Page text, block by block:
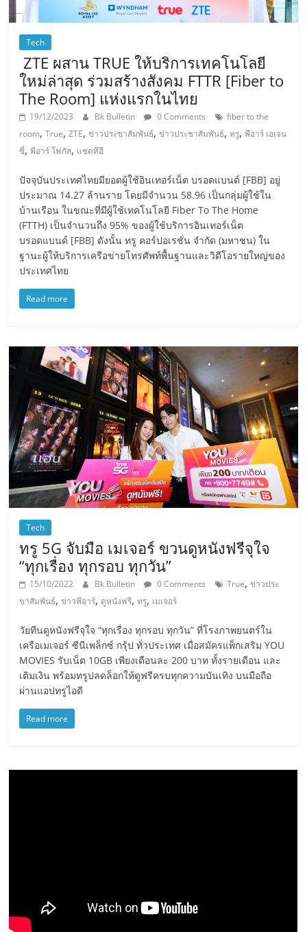
Tech
ZTE ผสาน TRUE ให้บริการเทคโนโลยี
ใหม่ล่าสุด ร่วมสร้างสังคม FTTR [Fiber to
The Room] แห่งแรกในไทย
19/12/2023 Bk Bulletin 0 Comments
fiber to the
room,True,ZTE,ข่าวประขาสัมพันธ์,ข่าวประชาสัมพันธ์,ทรู,พีอาร์ เอเจน
ซี่,พีอาร์ โฟกัส, แซดทีอี
ปัจจุบันประเทศไทยมียอดผู้ใช้อินเทอร์เน็ต บรอดแบนด์ [FBB] อยู่
ประมาณ 14.27 ล้านราย โดยมีจำนวน 58.96 เป็นกลุ่มผู้ใช้ใน
บ้านเรือน ในขณะที่มีผู้ใช้เทคโนโลยี Fiber To The Home
(FTTH) เป็นจำนวนถึง 95% ของผู้ใช้บริการอินเทอร์เน็ต
บรอดแบนด์ [FBB] ดังนั้น ทรู คอร์ปอเรชั่น จำกัด (มหาชน) ใน
ฐานะผู้ให้บริการเครือข่ายโทรศัพท์พื้นฐานและวิดีโอรายใหญ่ของ
ประเทศไทย
Read more
Tech
ทรู 5G จับมือ เมเจอร์ ขวนดูหนังฟรีจุใจ
“ทุกเรื่อง ทุกรอบ ทุกวัน”
15/10/2022 Bk Bulletin 0 Comments True,ข่าวประ
ขาสัมพันธ์,ข่าวพีอาร์, ดูหนังฟรี,ทรู, เมเจอร์
วัยทีนดูหนังฟรีจุใจ “ทุกเรื่อง ทุกรอบ ทุกวัน” ที่โรงภาพยนตร์ใน
เครือเมเจอร์ ซีนีเพล็กซ์ กรุ้ป ทั่วประเทศ เมื่อสมัครแพ็กเสริม YOU
MOVIES รับเน็ต 10GB เพียงเดือนละ 200 บาท ทั้งรายเดือน และ
เติมเงิน พร้อมทรูปลดล็อกให้ดูฟรีครบทุกความบันเทิง บนมือถือ
ผ่านแอปทรูไอดี
Read more